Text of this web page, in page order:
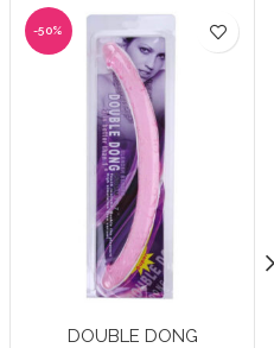
-50%
DOUBLE DONG